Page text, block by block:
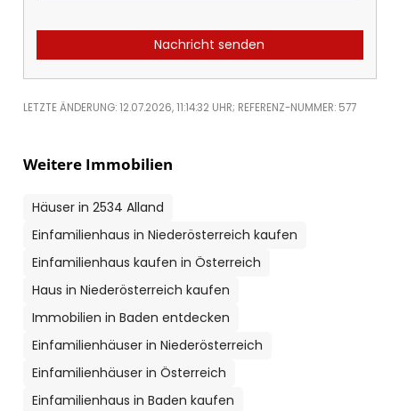
Nachricht senden
LETZTE ÄNDERUNG: 12.07.2026, 11:14:32 UHR; REFERENZ-NUMMER: 577
Weitere Immobilien
Häuser in 2534 Alland
Einfamilienhaus in Niederösterreich kaufen
Einfamilienhaus kaufen in Österreich
Haus in Niederösterreich kaufen
Immobilien in Baden entdecken
Einfamilienhäuser in Niederösterreich
Einfamilienhäuser in Österreich
Einfamilienhaus in Baden kaufen